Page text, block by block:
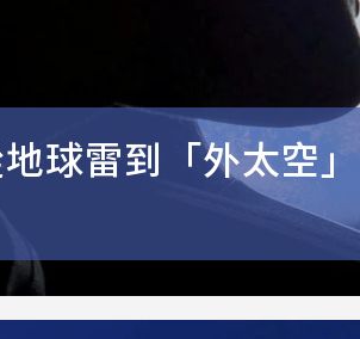
球雷到「外太空